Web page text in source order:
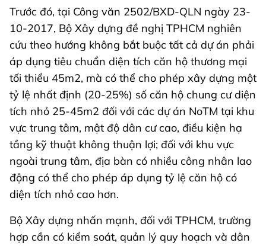
Trước đó, tại Công văn 2502/BXD-QLN ngày 23-
10-2017, Bộ Xây dựng đề nghị TPHCM nghiên
cứu theo hướng không bắt buộc tất cả dự án phải
áp dụng tiêu chuẩn diện tích căn hộ thương mại
tối thiểu 45m2, mà có thể cho phép xây dựng một
tỷ lệ nhất định (20-25%) số căn hộ chung cư diện
tích nhỏ 25-45m2 đối với các dự án NoTM tại khu
vực trung tâm, mật độ dân cư cao, điều kiện hạ
tầng kỹ thuật không thuận lợi; đối với khu vực
ngoài trung tâm, địa bàn có nhiều công nhân lao
động có thể cho phép áp dụng tỷ lệ căn hộ có
diện tích nhỏ cao hơn.
Bộ Xây dựng nhấn mạnh, đối với TPHCM, trường
hợp cần có kiểm soát, quản lý quy hoạch và dân